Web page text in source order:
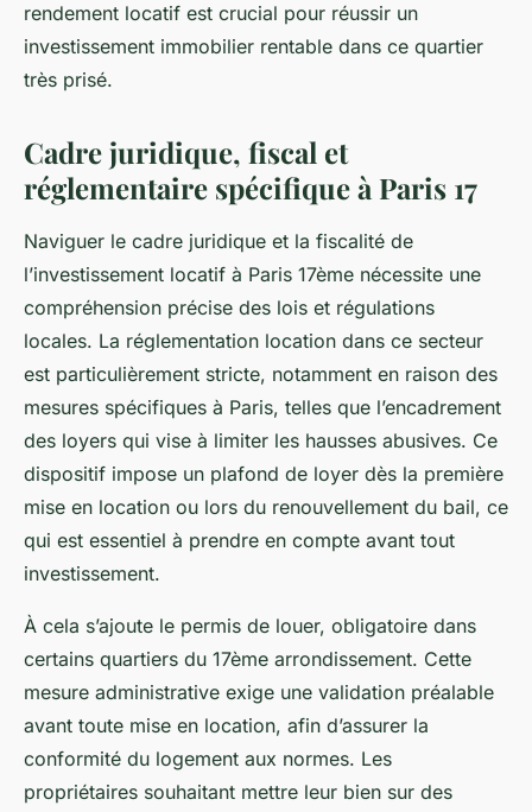
rendement locatif est crucial pour réussir un
investissement immobilier rentable dans ce quartier
très prisé.
Cadre juridique, fiscal et
réglementaire spécifique à Paris 17
Naviguer le cadre juridique et la fiscalité de
l’investissement locatif à Paris 17ème nécessite une
compréhension précise des lois et régulations
locales. La réglementation location dans ce secteur
est particulièrement stricte, notamment en raison des
mesures spécifiques à Paris, telles que l’encadrement
des loyers qui vise à limiter les hausses abusives. Ce
dispositif impose un plafond de loyer dès la première
mise en location ou lors du renouvellement du bail, ce
qui est essentiel à prendre en compte avant tout
investissement.
À cela s’ajoute le permis de louer, obligatoire dans
certains quartiers du 17ème arrondissement. Cette
mesure administrative exige une validation préalable
avant toute mise en location, afin d’assurer la
conformité du logement aux normes. Les
propriétaires souhaitant mettre leur bien sur des